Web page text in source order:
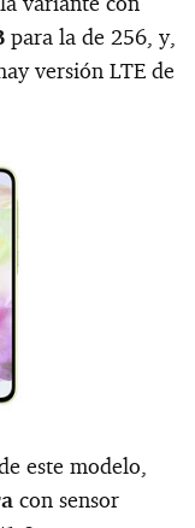
para la de 256, y,
versión LTE de
este modelo,
con sensor